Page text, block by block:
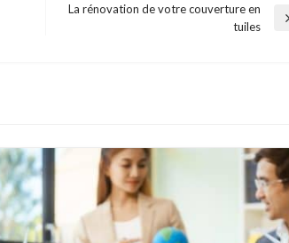
La rénovation de votre couverture en
tuiles